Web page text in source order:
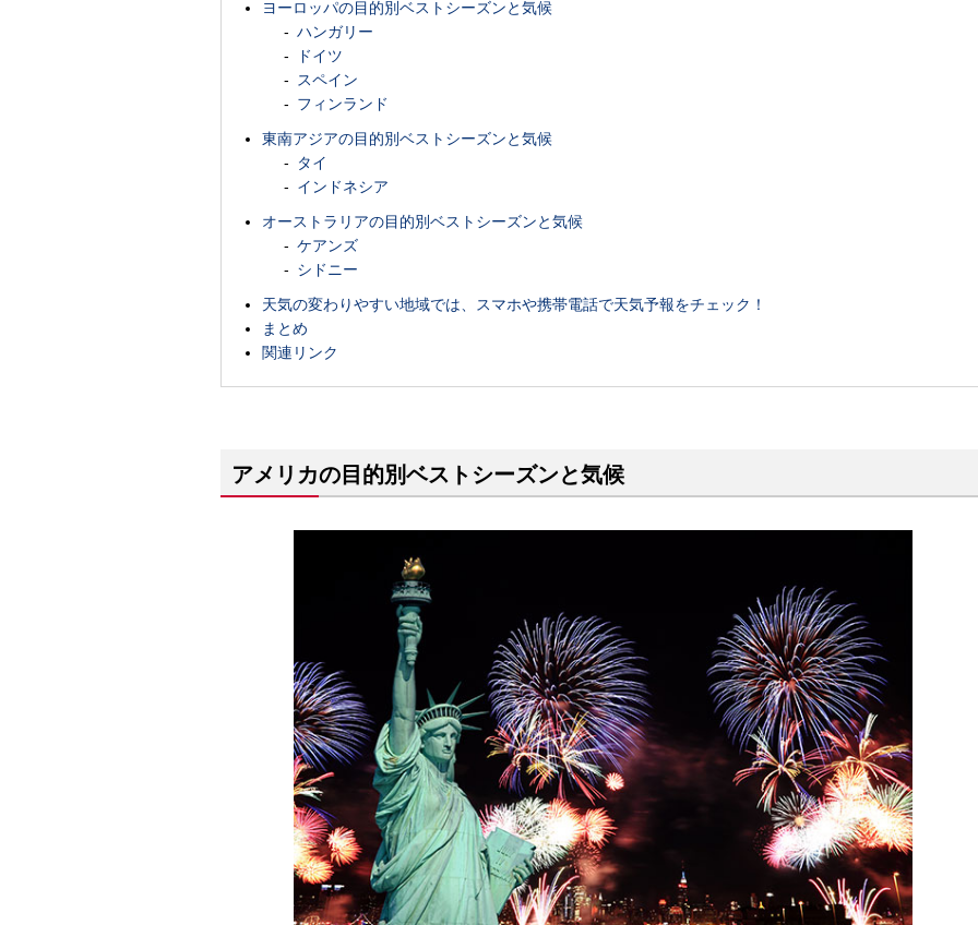
ヨーロッパの目的別ベストシーズンと気候
ハンガリー
ドイツ
スペイン
フィンランド
東南アジアの目的別ベストシーズンと気候
タイ
インドネシア
オーストラリアの目的別ベストシーズンと気候
ケアンズ
シドニー
天気の変わりやすい地域では、スマホや携帯電話で天気予報をチェック！
まとめ
関連リンク
アメリカの目的別ベストシーズンと気候